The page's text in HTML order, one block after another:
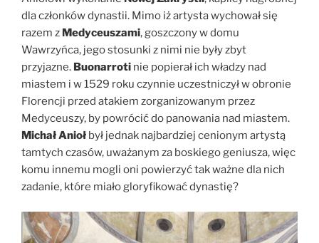
dla członków dynastii. Mimo iż artysta wychował się
razem z Medyceuszami, goszczony w domu
Wawrzyńca, jego stosunki z nimi nie były zbyt
przyjazne. Buonarroti nie popierał ich władzy nad
miastem i w 1529 roku czynnie uczestniczył w obronie
Florencji przed atakiem zorganizowanym przez
Medyceuszy, by powrócić do panowania nad miastem.
Michał Anioł był jednak najbardziej cenionym artystą
tamtych czasów, uważanym za boskiego geniusza, więc
komu innemu mogli oni powierzyć tak ważne dla nich
zadanie, które miało gloryfikować dynastię?